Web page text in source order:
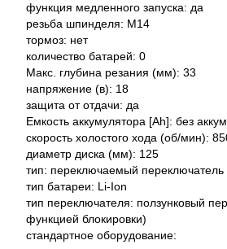
функция медленного запуска: да
резьба шпинделя: M14
тормоз: нет
количество батарей: 0
Макс. глубина резания (мм): 33
напряжение (в): 18
защита от отдачи: да
Емкость аккумулятора [Ah]: без
скорость холостого хода (об/мин):
диаметр диска (мм): 125
тип: переключаемый переключатель
тип батареи: Li-Ion
тип переключателя: ползунковый
функцией блокировки)
стандартное оборудование: